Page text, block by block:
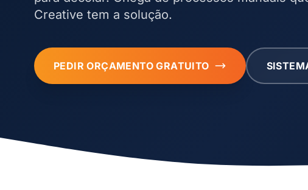
Creative tem a solução.
PEDIR ORÇAMENTO GRATUITO